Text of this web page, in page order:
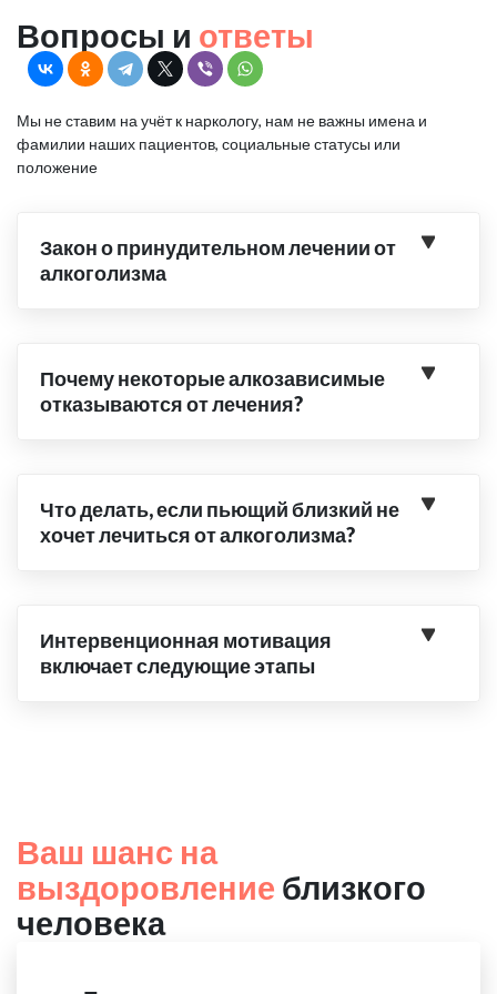
Вопросы и ответы
Мы не ставим на учёт к наркологу, нам не важны имена и
фамилии наших пациентов, социальные статусы или
положение
Закон о принудительном лечении от
алкоголизма
Почему некоторые алкозависимые
отказываются от лечения?
Что делать, если пьющий близкий не
хочет лечиться от алкоголизма?
Интервенционная мотивация
включает следующие этапы
Ваш шанс на
выздоровление близкого
человека